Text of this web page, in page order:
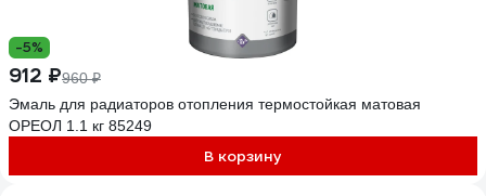
-5%
912 ₽960 ₽
Эмаль для радиаторов отопления термостойкая матовая
ОРЕОЛ 1.1 кг 85249
В корзину